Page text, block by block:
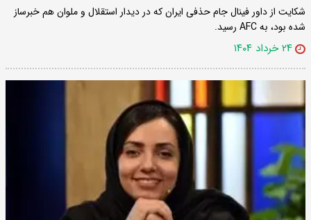
شکایت از داور فینال جام حذفی ایران که در دیدار استقلال و ملوان هم خبرساز
شده بود، به AFC رسید.
۲۴ خرداد ۱۴۰۴